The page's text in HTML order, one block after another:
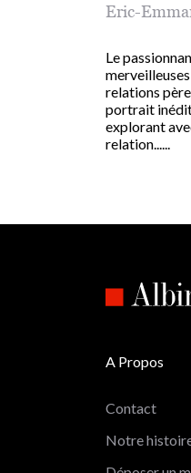
Eric-
Le
relations
portrait
explorant
relation......
A Propos
Contact
Notre